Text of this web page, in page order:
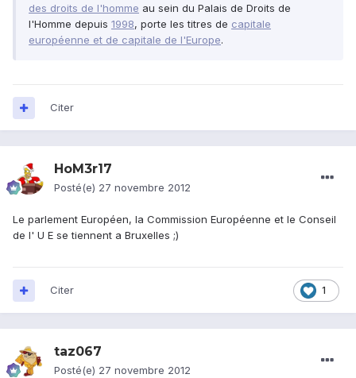
des droits de l'homme au sein du Palais de Droits de
l'Homme depuis 1998, porte les titres de capitale
européenne et de capitale de l'Europe.
Citer
HoM3r17
Posté(e) 27 novembre 2012
Le parlement Européen, la Commission Européenne et le Conseil
de l' U E se tiennent a Bruxelles ;)
1
Citer
taz067
Posté(e) 27 novembre 2012